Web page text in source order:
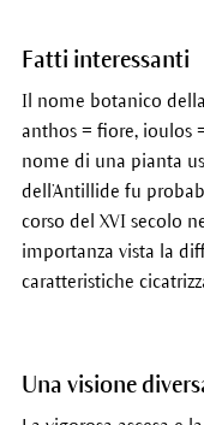
Fatti interessanti
Il nome botanico
anthos = fiore, ioulos
nome di una pianta
dell’Antillide fu
corso del XVI secolo
importanza vista la
caratteristiche
Una visione